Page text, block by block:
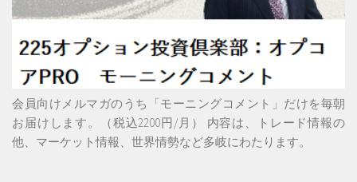
会員向けメルマガのうち「モーニングコメント」だけを毎朝
お届けします。（税込2200円/月） 内容は、トレード情報の
他、マーケット情報、世界情勢など多岐にわたります。